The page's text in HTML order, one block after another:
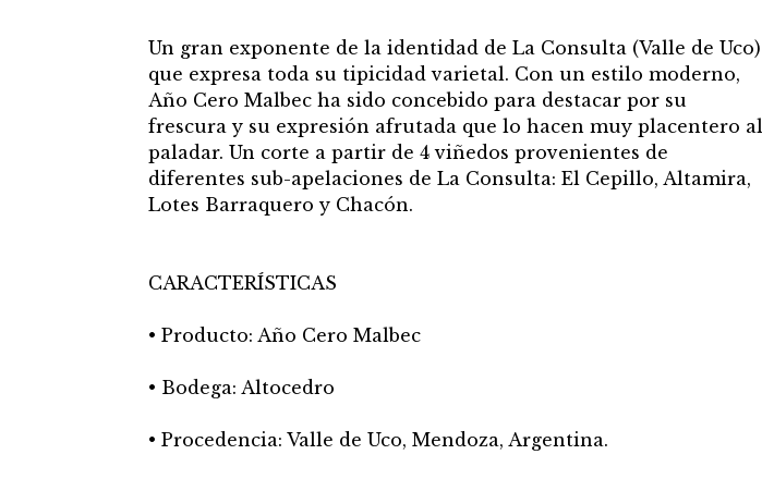
Un gran exponente de la identidad de La Consulta (Valle de Uco)
que expresa toda su tipicidad varietal. Con un estilo moderno,
Año Cero Malbec ha sido concebido para destacar por su
frescura y su expresión afrutada que lo hacen muy placentero al
paladar. Un corte a partir de 4 viñedos provenientes de
diferentes sub-apelaciones de La Consulta: El Cepillo, Altamira,
Lotes Barraquero y Chacón.
CARACTERÍSTICAS
• Producto: Año Cero Malbec
• Bodega: Altocedro
• Procedencia: Valle de Uco, Mendoza, Argentina.